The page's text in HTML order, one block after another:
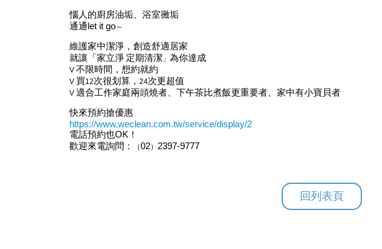
惱人的廚房油垢、浴室黴垢
通通let it go～
維護家中潔淨，創造舒適居家
就讓「家立淨 定期清潔 」 為你達成
V 不限時間，想約就約
V 買12次很划算， 24次更超值
V 適合工作家庭兩頭燒者、下午茶比煮飯更重要者、家中有小寶貝者
快來預約搶優惠
https://www.weclean.com.tw/service/display/2
電話預約也OK！
歡迎來電詢問 ： （02） 2397-9777
回列表頁